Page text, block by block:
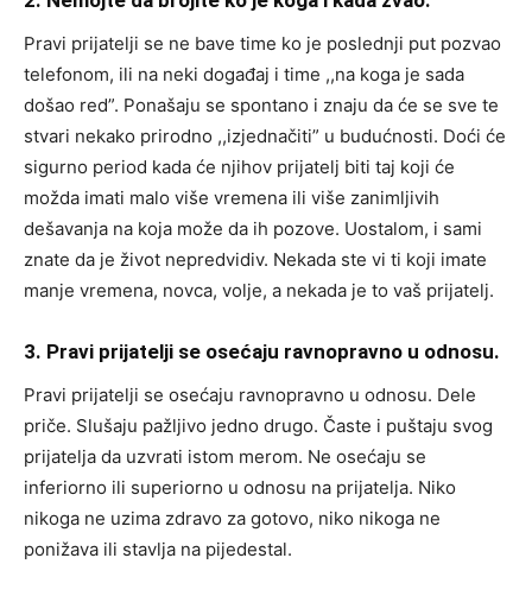
Pravi prijatelji se ne bave time ko je poslednji put pozvao
telefonom, ili na neki događaj i time ,,na koga je sada
došao red”. Ponašaju se spontano i znaju da će se sve te
stvari nekako prirodno ,,izjednačiti” u budućnosti. Doći će
sigurno period kada će njihov prijatelj biti taj koji će
možda imati malo više vremena ili više zanimljivih
dešavanja na koja može da ih pozove. Uostalom, i sami
znate da je život nepredvidiv. Nekada ste vi ti koji imate
manje vremena, novca, volje, a nekada je to vaš prijatelj.
3. Pravi prijatelji se osećaju ravnopravno u odnosu.
Pravi prijatelji se osećaju ravnopravno u odnosu. Dele
priče. Slušaju pažljivo jedno drugo. Časte i puštaju svog
prijatelja da uzvrati istom merom. Ne osećaju se
inferiorno ili superiorno u odnosu na prijatelja. Niko
nikoga ne uzima zdravo za gotovo, niko nikoga ne
ponižava ili stavlja na pijedestal.